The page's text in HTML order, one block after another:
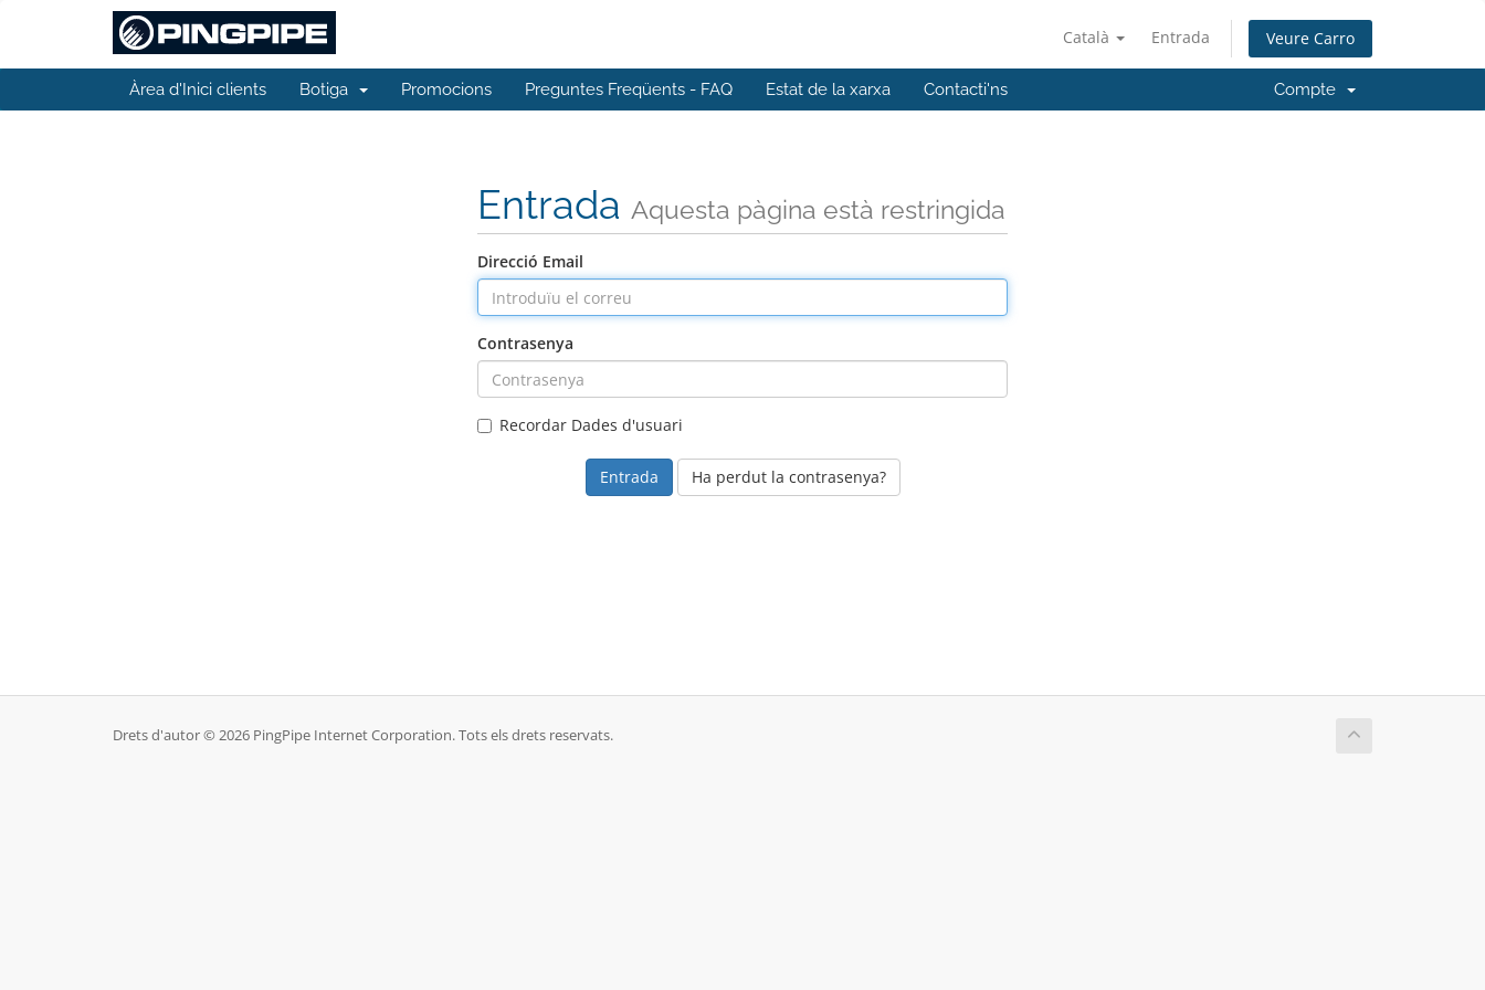
Català Entrada Veure Carro
Àrea d'Inici clients Botiga Promocions Preguntes Freqüents - FAQ Estat de la xarxa Contacti'ns Compte
Entrada Aquesta pàgina està restringida
Direcció Email
Contrasenya
Recordar Dades d'usuari
Ha perdut la contrasenya?
Drets d'autor © 2026 PingPipe Internet Corporation. Tots els drets reservats.